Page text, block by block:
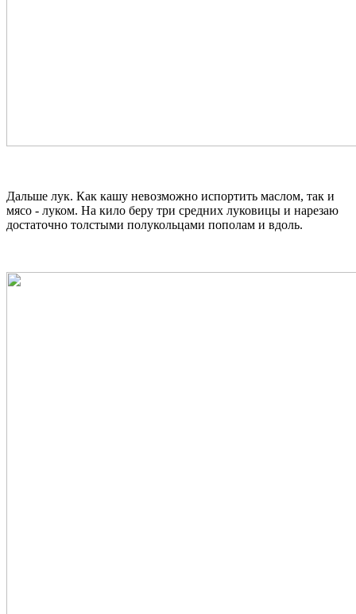
Дальше лук. Как кашу невозможно испортить маслом, так и
мясо - луком. На кило беру три средних луковицы и нарезаю
достаточно толстыми полукольцами пополам и вдоль.